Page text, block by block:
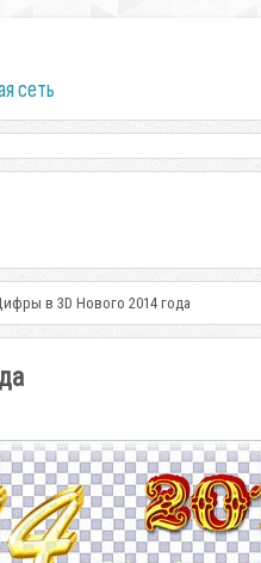
сеть
в 3D Нового 2014 года